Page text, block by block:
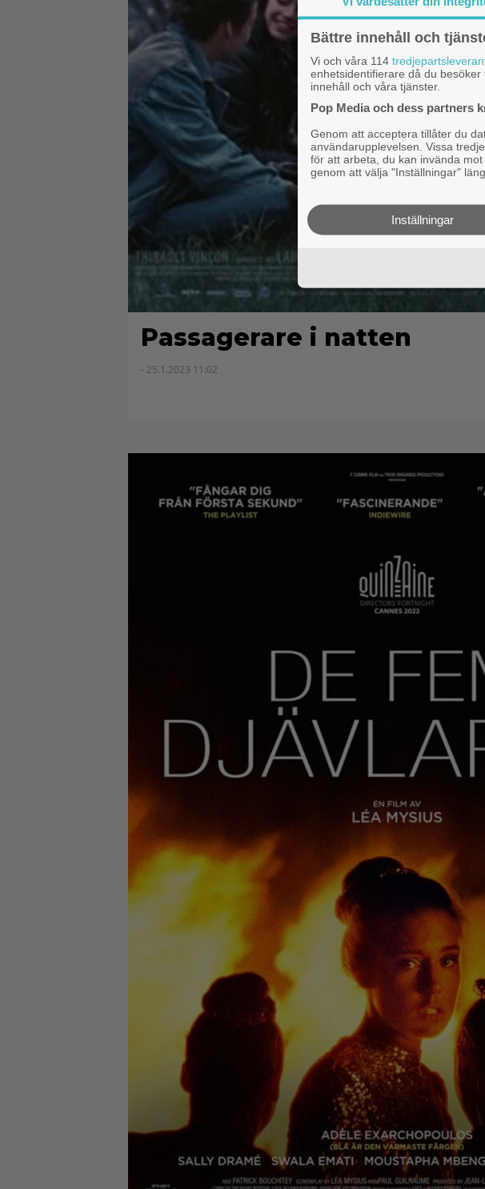
Passagerare i natten
- 25.1.2023 11:02
Bättre innehåll och
Vi och våra 114
enhetsidentifierare då du
innehåll och våra tjänster.
Pop Media och dess partners
Genom att acceptera tillåter du
användarupplevelsen. Vissa
för att arbeta, du kan invända
genom att välja "Inställningar"
Inställningar